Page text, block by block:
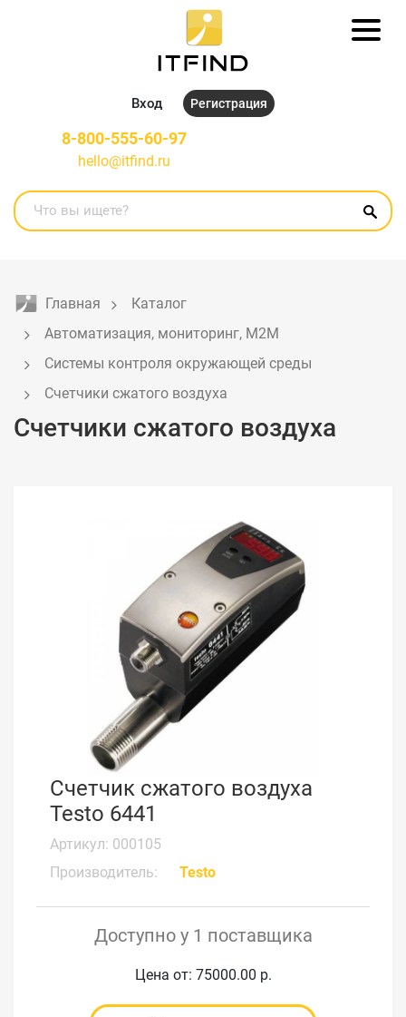
Вход Регистрация
8-800-555-60-97
hello@itfind.ru
Главная
Каталог
Автоматизация, мониторинг, M2M
Системы контроля окружающей среды
Счетчики сжатого воздуха
Счетчики сжатого воздуха
Счетчик сжатого воздуха
Testo 6441
Артикул: 000105
Производитель:
Testo
Доступно у 1 поставщика
Цена от: 75000.00 р.